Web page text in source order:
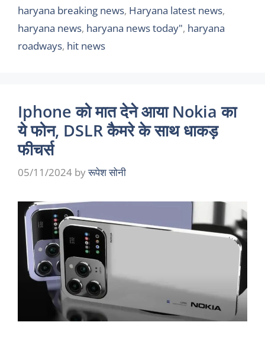
haryana breaking news, Haryana latest news,
haryana news, haryana news today", haryana
roadways, hit news
Iphone को मात देने आया Nokia का
ये फोन, DSLR कैमरे के साथ धाकड़
फीचर्स
05/11/2024 byरूपेश सोनी